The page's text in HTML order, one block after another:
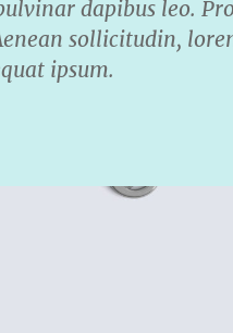
dapibus leo.
sollicitudin,
ipsum.